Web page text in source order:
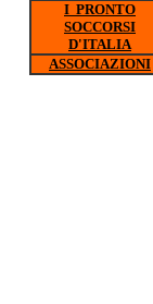
I PRONTO
SOCCORSI
D'ITALIA
ASSOCIAZIONI